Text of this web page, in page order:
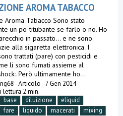
AROMA TABACCO
Aroma Tabacco Sono stato
un po' titubante se farlo o no. Ho
in passato... e ne sono
alla sigaretta elettronica. I
trattati (pare) con pesticidi e
li sono fumati assieme al
Però ultimamente ho...
Articolo
7 Gen 2014
lettura 2 min.
base diluizione
eliquid
fare liquido macerati
mixing